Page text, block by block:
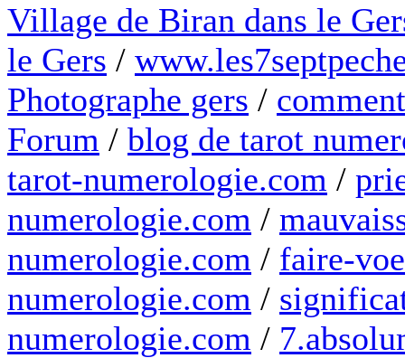
Village de Biran dans le
le Gers /
Photographe gers /
Forum / blog de tarot
tarot-numerologie.com /
numerologie.com /
numerologie.com / faire-
numerologie.com /
numerologie.com /